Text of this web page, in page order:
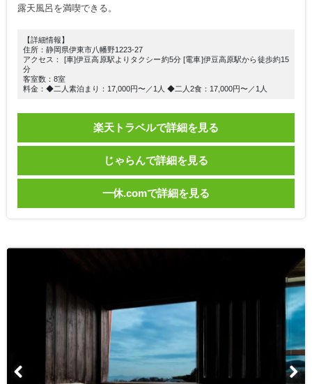
露天風呂を満喫できる。
【詳細情報】
住所：静岡県伊東市八幡野1223-27
アクセス： [車]伊豆高原駅よりタクシー約5分 [電車]伊豆高原駅から徒歩約15
分
客室数：8室
料金：◆二人素泊まり：17,000円〜／1人 ◆二人2食：17,000円〜／1人
楽天トラベルで詳細を見る
じゃらんで詳細を見る
一休.comで詳細を見る